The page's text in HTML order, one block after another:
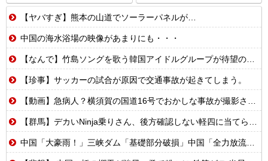
【ヤバすぎ】熊本の山道でソーラーパネルが…
中国の海水浴場の映像があまりにも・・・
【なんで】竹島ソングを歌う韓国アイドルグループが待望の日本デビュー
【珍事】サッカーの試合が原因で交通事故が起きてしまう。
【動画】急病人？横須賀の国道16号でおかしな事故が撮影される。
【群馬】デカいNinja乗りさん、後方確認しない軽四に当てられてしまう。
中国「大豪雨！」三峡ダム「基礎部分破損」中国「全力放流！」台風13号「中国上陸予測」台風15号「中国接近（画像」中国「台風同時上陸！（穀物生産が壊滅危機」→